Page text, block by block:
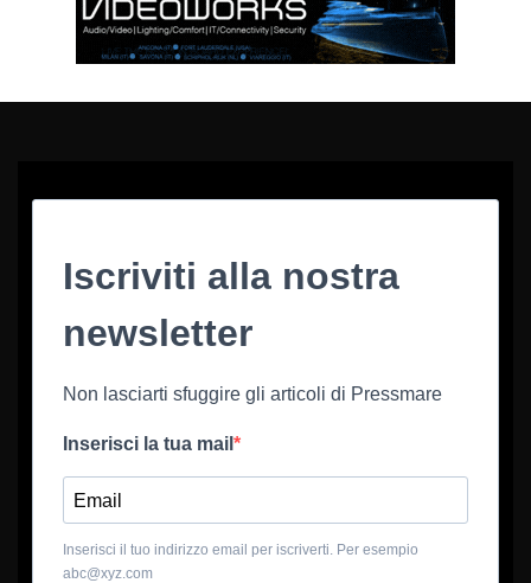
Iscriviti alla nostra
newsletter
Non lasciarti sfuggire gli articoli di Pressmare
Inserisci la tua mail
Inserisci il tuo indirizzo email per iscriverti. Per esempio
abc@xyz.com